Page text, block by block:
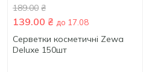
189.00 ₴
139.00 ₴ до 17.08
Серветки косметичні Zewa
Deluxe 150шт